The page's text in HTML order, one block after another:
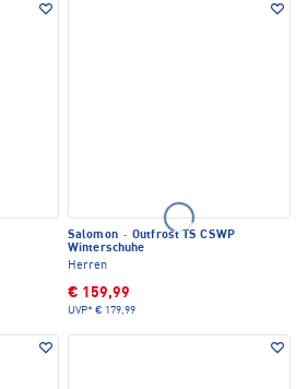
Salomon · Outfrost TS CSWP
Winterschuhe
Herren
€ 159,99
UVP* € 179,99